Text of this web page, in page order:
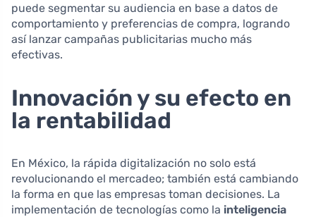
puede segmentar su audiencia en base a datos de
comportamiento y preferencias de compra, logrando
así lanzar campañas publicitarias mucho más
efectivas.
Innovación y su efecto en
la rentabilidad
En México, la rápida digitalización no solo está
revolucionando el mercadeo; también está cambiando
la forma en que las empresas toman decisiones. La
implementación de tecnologías como la inteligencia